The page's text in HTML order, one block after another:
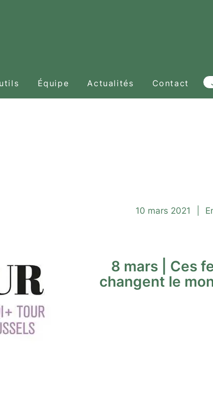
Équipe Actualités Contact
10 mars 2021
8 mars | Ces
changent le